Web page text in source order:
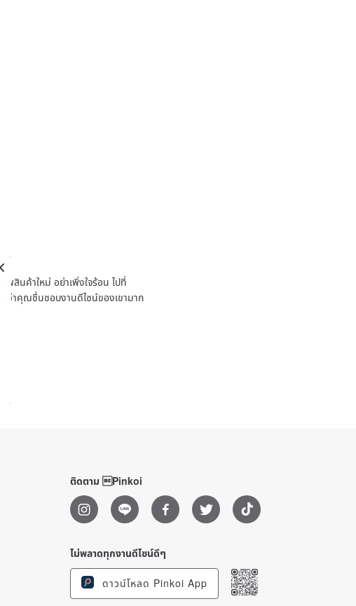
พสินค้าใหม่ อย่าเพิ่งใจร้อน ไปที่
บว่าคุณชื่นชอบงานดีไซน์ของเขามาก
ติดตาม Pinkoi
ไม่พลาดทุกงานดีไซน์ดีๆ
ดาวน์โหลด Pinkoi App